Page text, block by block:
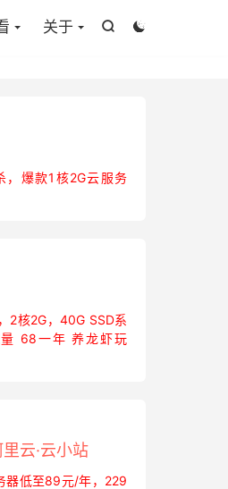


关于
，爆款1核2G云服务
2核2G，40G SSD系
68一年 养龙虾玩
云·云小站
器低至89元/年，229